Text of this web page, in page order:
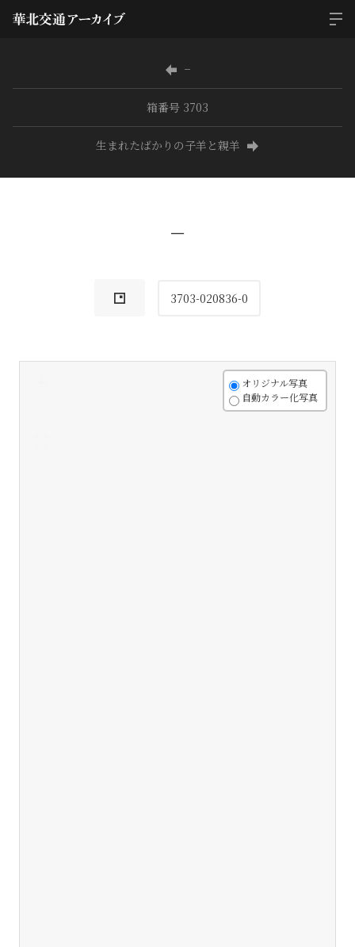
−
箱番号 3703
生まれたばかりの子羊と親羊
−
3703-020836-0
オリジナル写真
自動カラー化写真